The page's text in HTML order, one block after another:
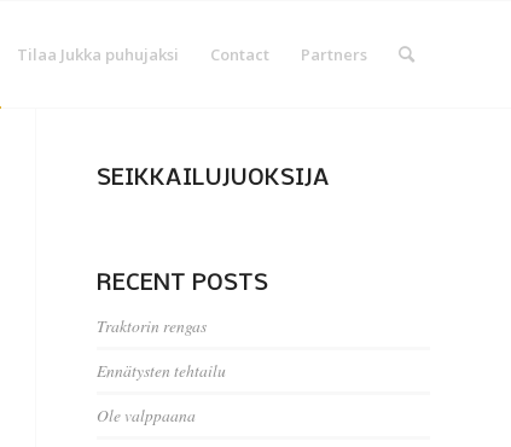
Tilaa Jukka puhujaksi Contact Partners
SEIKKAILUJUOKSIJA
RECENT POSTS
Traktorin rengas
Ennätysten tehtailu
Ole valppaana